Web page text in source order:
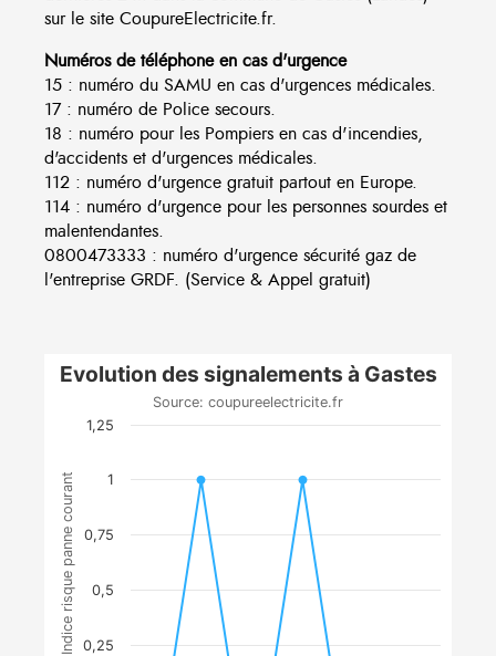
sur le site CoupureElectricite.fr.
Numéros de téléphone en cas d'urgence
15 : numéro du SAMU en cas d'urgences médicales.
17 : numéro de Police secours.
18 : numéro pour les Pompiers en cas d'incendies,
d'accidents et d'urgences médicales.
112 : numéro d'urgence gratuit partout en Europe.
114 : numéro d'urgence pour les personnes sourdes et
malentendantes.
0800473333 : numéro d'urgence sécurité gaz de
l'entreprise GRDF. (Service & Appel gratuit)
Indice risque panne courant
Evolution des signalements à Gastes
Source: coupureelectricite.fr
0,25
0,5
0,75
1
1,25